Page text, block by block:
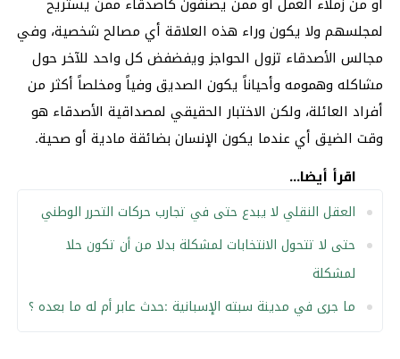
لمجلسهم ولا يكون وراء هذه العلاقة أي مصالح شخصية، وفي
مجالس الأصدقاء تزول الحواجز ويفضفض كل واحد للآخر حول
مشاكله وهمومه وأحياناً يكون الصديق وفياً ومخلصاً أكثر من
أفراد العائلة، ولكن الاختبار الحقيقي لمصداقية الأصدقاء هو
وقت الضيق أي عندما يكون الإنسان بضائقة مادية أو صحية.
اقرأ أيضا...
العقل النقلي لا يبدع حتى في تجارب حركات التحرر الوطني
حتى لا تتحول الانتخابات لمشكلة بدلا من أن تكون حلا
لمشكلة
ما جرى في مدينة سبته الإسبانية :حدث عابر أم له ما بعده ؟